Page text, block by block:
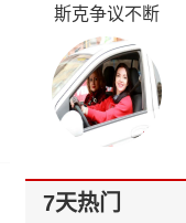
斯克争议不断
7天热门